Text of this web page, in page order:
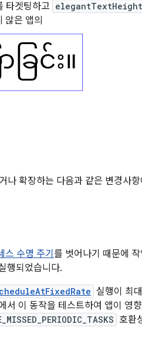
타겟팅하고 elegantTextHeight
않은 앱의
나 확장하는 다음과 같은 변경사항
스 수명 주기 를 벗어나기 때문에 작
행되었습니다.
실행이 최대
서 이 동작을 테스트하여 앱이 영
호환